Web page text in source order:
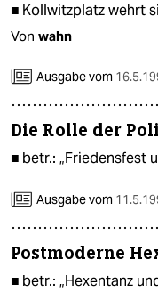
■ Kollwitzplatz wehrt
Von wahn
Ausgabe vom
Die Rolle der
■ betr.: „Friedensfest
Ausgabe vom
Postmoderne
■ betr.: „Hexentanz